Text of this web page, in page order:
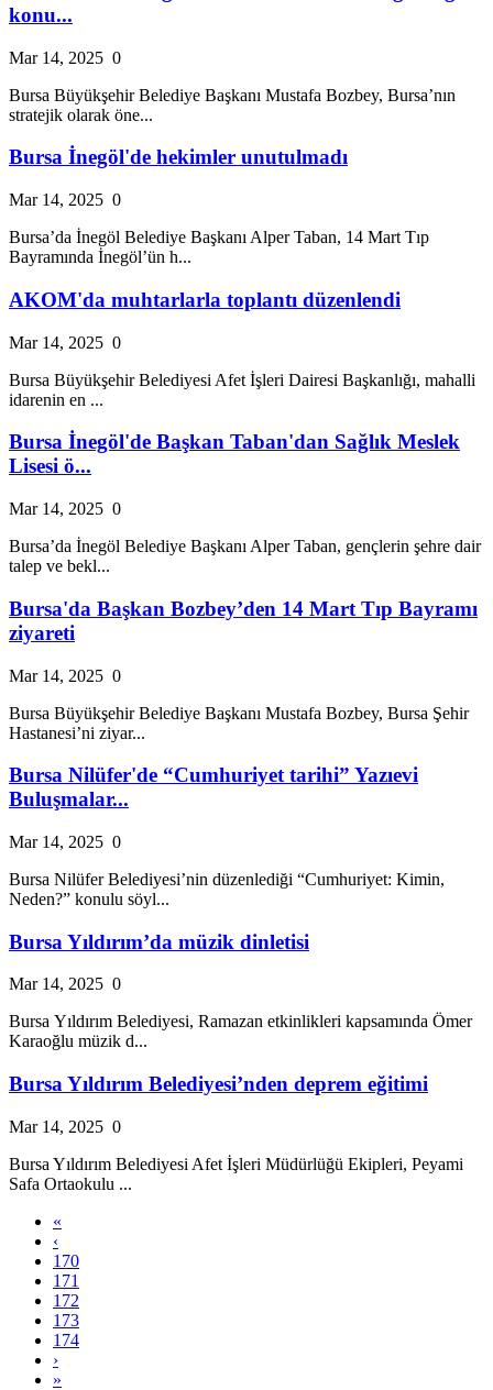
konu...
Mar 14, 2025 0
Bursa Büyükşehir Belediye Başkanı Mustafa Bozbey, Bursa’nın
stratejik olarak öne...
Bursa İnegöl'de hekimler unutulmadı
Mar 14, 2025 0
Bursa’da İnegöl Belediye Başkanı Alper Taban, 14 Mart Tıp
Bayramında İnegöl’ün h...
AKOM'da muhtarlarla toplantı düzenlendi
Mar 14, 2025 0
Bursa Büyükşehir Belediyesi Afet İşleri Dairesi Başkanlığı, mahalli
idarenin en ...
Bursa İnegöl'de Başkan Taban'dan Sağlık Meslek
Lisesi ö...
Mar 14, 2025 0
Bursa’da İnegöl Belediye Başkanı Alper Taban, gençlerin şehre dair
talep ve bekl...
Bursa'da Başkan Bozbey’den 14 Mart Tıp Bayramı
ziyareti
Mar 14, 2025 0
Bursa Büyükşehir Belediye Başkanı Mustafa Bozbey, Bursa Şehir
Hastanesi’ni ziyar...
Bursa Nilüfer'de “Cumhuriyet tarihi” Yazıevi
Buluşmalar...
Mar 14, 2025 0
Bursa Nilüfer Belediyesi’nin düzenlediği “Cumhuriyet: Kimin,
Neden?” konulu söyl...
Bursa Yıldırım’da müzik dinletisi
Mar 14, 2025 0
Bursa Yıldırım Belediyesi, Ramazan etkinlikleri kapsamında Ömer
Karaoğlu müzik d...
Bursa Yıldırım Belediyesi’nden deprem eğitimi
Mar 14, 2025 0
Bursa Yıldırım Belediyesi Afet İşleri Müdürlüğü Ekipleri, Peyami
Safa Ortaokulu ...
«
‹
170
171
172
173
174
›
»